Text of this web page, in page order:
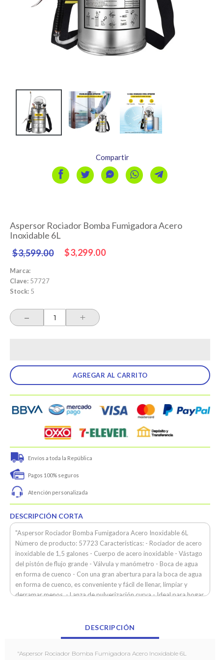
Compartir
Aspersor Rociador Bomba Fumigadora Acero
Inoxidable 6L
Precio
habitual
$3,599.00
Precio
$3,299.00
Marca:
Clave: 57727
Stock: 5
- +
AGREGAR AL CARRITO
Envíos a toda la República
Pagos 100% seguros
Atención personalizada
DESCRIPCIÓN CORTA
"Aspersor Rociador Bomba Fumigadora Acero Inoxidable 6L
Número de producto: 57723 Características: - Rociador de acero
inoxidable de 1,5 galones - Cuerpo de acero inoxidable - Vástago
del pistón de flujo grande - Válvula y manómetro - Boca de agua
en forma de cuenco - Con una gran abertura para la boca de agua
en forma de cuenco, es conveniente y fácil de llenar, limpiar y
derramar menos. - Lanza de pulverización curva - Ideal para hogar,
Dimensiones: 18.5 x 18.5 x 42.9 cm Peso: 2.6 kg Incluye en caja: 1
x Aspersor Rociador Bomba Fumigadora Acero Inoxidable 6L"
DESCRIPCIÓN
"Aspersor Rociador Bomba Fumigadora Acero Inoxidable 6L